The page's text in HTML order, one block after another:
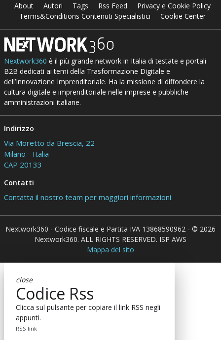
About Autori Tags Rss Feed
Privacy e Cookie Policy
Terms&Conditions Contenuti Specialistici
Cookie Center
Nextwork360 è il più grande network in Italia di testate e portali
B2B dedicati ai temi della Trasformazione Digitale e
dell’Innovazione Imprenditoriale. Ha la missione di diffondere la
cultura digitale e imprenditoriale nelle imprese e pubbliche
amministrazioni italiane.
Indirizzo
Via Moretto da Brescia, 22
Milano - Italia
CAP 20133
Contatti
Contatta il nostro team per maggiori informazioni
Nextwork360 - Codice fiscale e Partita IVA 13868590962 - © 2026
Nextwork360. ALL RIGHTS RESERVED. ISP AWS
Mappa del sito
close
Codice Rss
Clicca sul pulsante per copiare il link RSS negli
appunti.
RSS link